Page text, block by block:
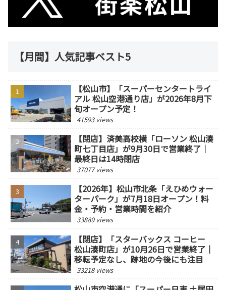
【月間】人気記事ベスト5
【松山市】「スーパーセンタートライ
アル 松山空港通り店」が2026年8月下
旬オープン予定！
41593 views
【閉店】済美高校横「ローソン 松山湊
町七丁目店」が9月30日で営業終了｜
最終日は14時閉店
37077 views
【2026年】松山市北条「えひめウォー
ターパーク」が7月18日オープン！料
金・予約・営業時間を紹介
33889 views
【閉店】「スターバックス コーヒー
松山湊町店」が10月26日で営業終了｜
移転予定なし、跡地の今後にも注目
33218 views